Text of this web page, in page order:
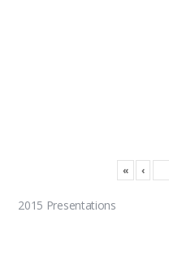
« ‹
2015 Presentations